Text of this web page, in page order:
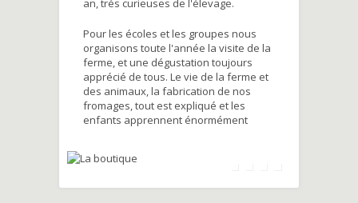
an, trés curieuses de l'élevage.
Pour les écoles et les groupes nous
organisons toute l'année la visite de la
ferme, et une dégustation toujours
apprécié de tous. Le vie de la ferme et
des animaux, la fabrication de nos
fromages, tout est expliqué et les
enfants apprennent énormément